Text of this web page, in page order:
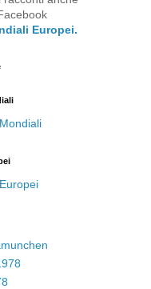
Europei.